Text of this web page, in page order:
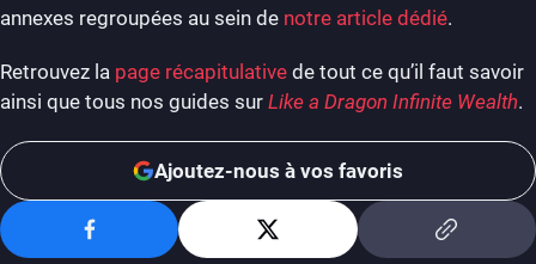
annexes regroupées au sein de notre article dédié.
Retrouvez la page récapitulative de tout ce qu’il faut savoir
ainsi que tous nos guides sur Like a Dragon Infinite Wealth.
Ajoutez-nous à vos favoris